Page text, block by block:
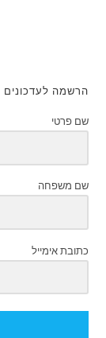
הרשמה לעדכונים
שם פרטי
שם משפחה
כתובת אימייל